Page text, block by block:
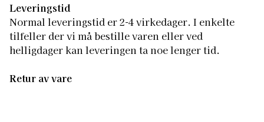
Leveringstid
Normal leveringstid er 2-4 virkedager. I enkelte
tilfeller der vi må bestille varen eller ved
helligdager kan leveringen ta noe lenger tid.
Retur av vare